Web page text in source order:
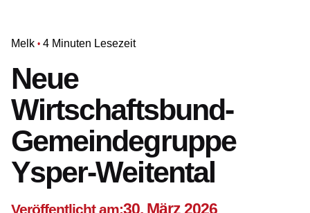
Melk 4 Minuten Lesezeit
Neue
Wirtschaftsbund-
Gemeindegruppe
Ysper-Weitental
30. März 2026